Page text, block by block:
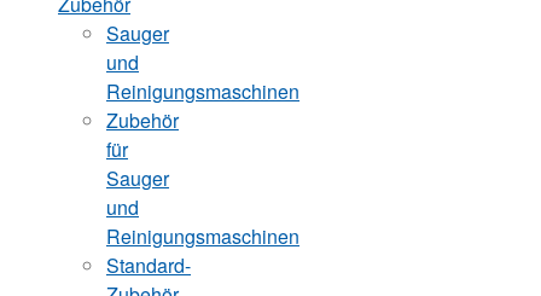
Sauger
und
Reinigungsmaschinen
Zubehör
für
Sauger
und
Reinigungsmaschinen
Standard-